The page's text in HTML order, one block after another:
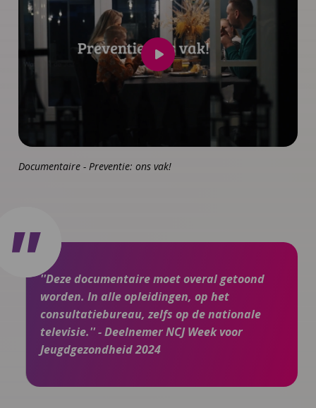
Speel
video
Documentaire - Preventie: ons vak!
''Deze documentaire moet overal getoond
worden. In alle opleidingen, op het
consultatiebureau, zelfs op de nationale
televisie.'' - Deelnemer NCJ Week voor
Jeugdgezondheid 2024